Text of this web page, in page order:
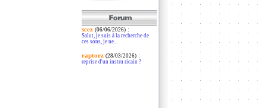
scez (06/06/2026):
Salut, je suis à la recherche de
ces sons, je ne...
raptorz (28/03/2026):
reprise d'un instru ricain ?